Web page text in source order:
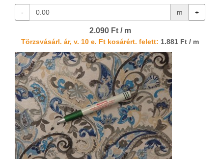
- m +
2.090 Ft / m
Törzsvásárl. ár, v. 10 e. Ft kosárért. felett: 1.881 Ft / m